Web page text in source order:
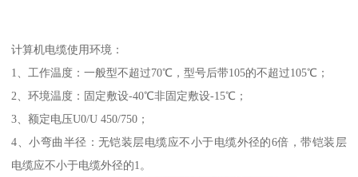
计算机电缆使用环境：
1、工作温度：一般型不超过70℃，型号后带105的不超过105℃；
2、环境温度：固定敷设-40℃非固定敷设-15℃；
3、额定电压U0/U 450/750；
4、小弯曲半径：无铠装层电缆应不小于电缆外径的6倍，带铠装层
电缆应不小于电缆外径的1。